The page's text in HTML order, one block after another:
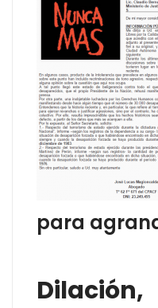
para